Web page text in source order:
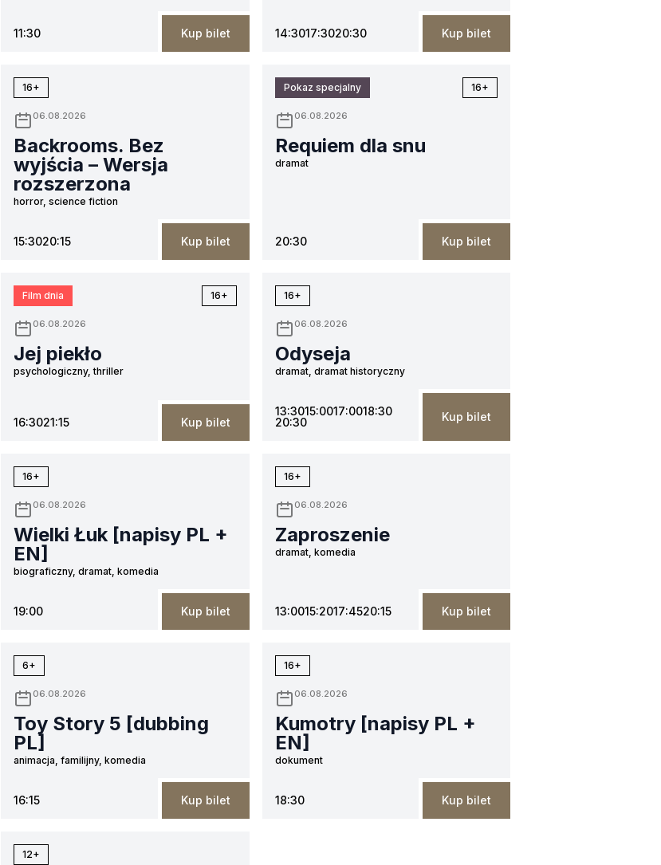
11:30 Kup bilet 14:3017:3020:30 Kup bilet
16+
06.08.2026
Backrooms. Bez
wyjścia – Wersja
rozszerzona
horror, science fiction
15:3020:15 Kup bilet
Pokaz specjalny 16+
06.08.2026
Requiem dla snu
dramat
20:30 Kup bilet
Film dnia 16+
06.08.2026
Jej piekło
psychologiczny, thriller
16:3021:15 Kup bilet
16+
06.08.2026
Odyseja
dramat, dramat historyczny
13:3015:0017:0018:30
20:30
Kup bilet
16+
06.08.2026
Wielki Łuk [napisy PL +
EN]
biograficzny, dramat, komedia
19:00 Kup bilet
16+
06.08.2026
Zaproszenie
dramat, komedia
13:0015:2017:4520:15 Kup bilet
6+
06.08.2026
Toy Story 5 [dubbing
PL]
animacja, familijny, komedia
16:15 Kup bilet
16+
06.08.2026
Kumotry [napisy PL +
EN]
dokument
18:30 Kup bilet
12+